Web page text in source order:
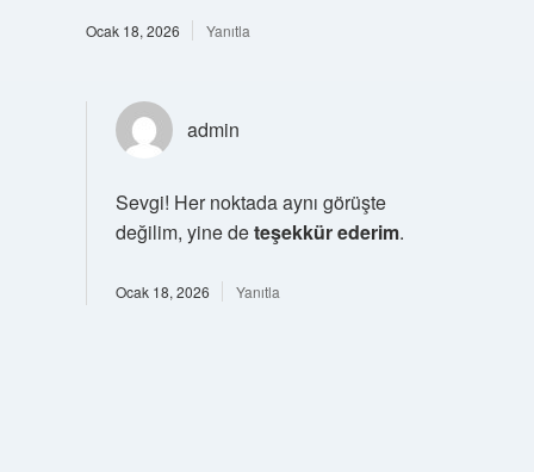
Ocak 18, 2026 Yanıtla
admin
Sevgi! Her noktada aynı görüşte
değilim, yine deteşekkür ederim.
Ocak 18, 2026 Yanıtla